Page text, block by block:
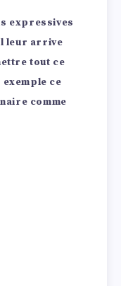
expressives
leur arrive
tout ce
ce
comme